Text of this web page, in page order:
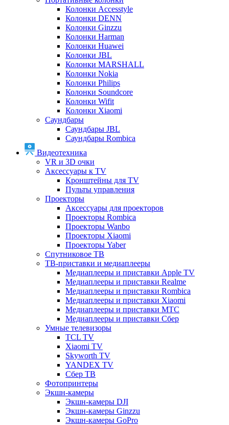
Колонки Accesstyle
Колонки DENN
Колонки Ginzzu
Колонки Harman
Колонки Huawei
Колонки JBL
Колонки MARSHALL
Колонки Nokia
Колонки Philips
Колонки Soundcore
Колонки Wifit
Колонки Xiaomi
Саундбары
Саундбары JBL
Саундбары Rombica
Видеотехника
VR и 3D очки
Аксессуары к TV
Кронштейны для TV
Пульты управления
Проекторы
Аксессуары для проекторов
Проекторы Rombica
Проекторы Wanbo
Проекторы Xiaomi
Проекторы Yaber
Спутниковое ТВ
ТВ-приставки и медиаплееры
Медиаплееры и приставки Apple TV
Медиаплееры и приставки Realme
Медиаплееры и приставки Rombica
Медиаплееры и приставки Xiaomi
Медиаплееры и приставки МТС
Медиаплееры и приставки Сбер
Умные телевизоры
TCL TV
Xiaomi TV
Skyworth TV
YANDEX TV
Сбер ТВ
Фотопринтеры
Экшн-камеры
Экшн-камеры DJI
Экшн-камеры Ginzzu
Экшн-камеры GoPro